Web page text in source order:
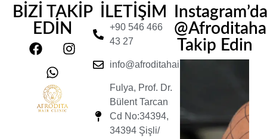
BİZİ TAKİP
EDİN
İLETİŞİM
+90 546 466
43 27
info@afroditahairclinic.com
Fulya, Prof. Dr.
Bülent Tarcan
Cd No:34394,
34394 Şişli/
Instagram’da
Takip Edin